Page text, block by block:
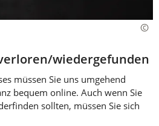
wiedergefunden
müssen Sie uns umgehend
bequem online. Auch wenn Sie
sollten, müssen Sie sich